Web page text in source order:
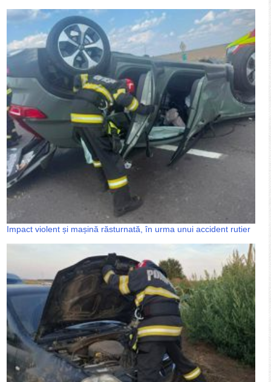
Impact violent și mașină răsturnată, în urma unui accident rutier